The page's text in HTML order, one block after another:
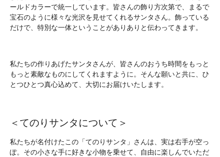
ールドカラーで統一しています。皆さんの飾り方次第で、まるで
宝石のように様々な光沢を見せてくれるサンタさん。飾っている
だけで、特別な一体ということがありありと伝わってきます。
私たちの作りあげたサンタさんが、皆さんのおうち時間をもっと
もっと素敵なものにしてくれますように。そんな願いと共に、ひ
とつひとつ真心込めて、大切にお届けいたします。
＜てのりサンタについて＞
私たちが名付けたこの「てのりサンタ」さんは、実は右手が空っ
ぽ。その小さな手に好きな小物を乗せて、自由に楽しんでいただ